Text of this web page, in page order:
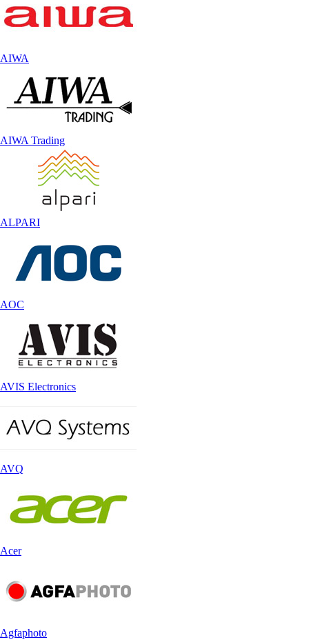
AIWA
AIWA Trading
ALPARI
AOC
AVIS Electronics
AVQ
Acer
Agfaphoto